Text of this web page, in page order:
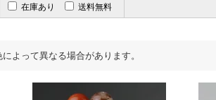
在庫あり 送料無料
よって異なる場合があります。